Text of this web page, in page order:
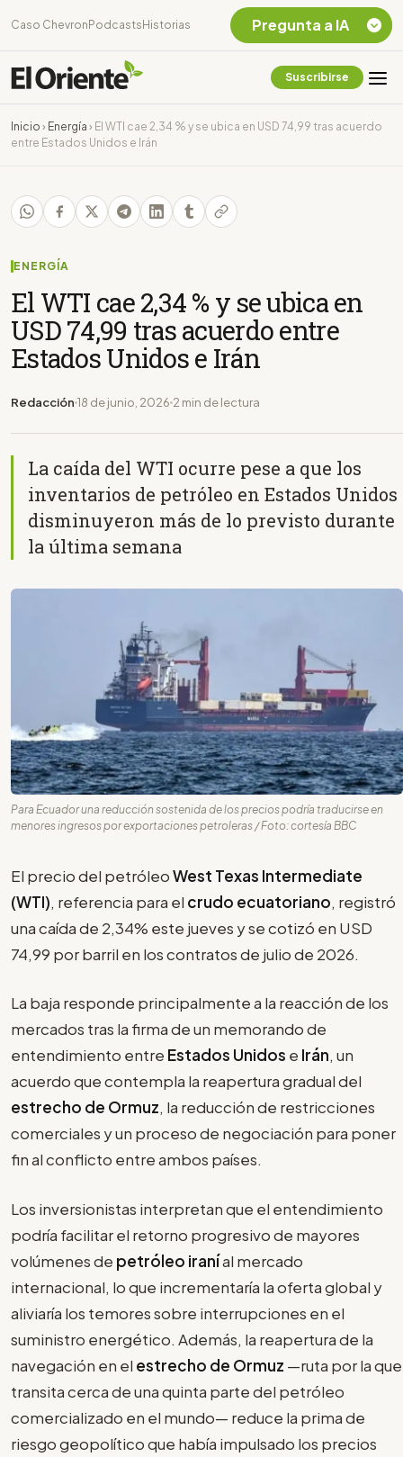
Caso Chevron Podcasts Historias
Suscribirse
Inicio › Energía › El WTI cae 2,34 % y se ubica en USD 74,99 tras acuerdo
entre Estados Unidos e Irán
ENERGÍA
El WTI cae 2,34 % y se ubica en
USD 74,99 tras acuerdo entre
Estados Unidos e Irán
Redacción 18 de junio, 2026 2 min de lectura
La caída del WTI ocurre pese a que los
inventarios de petróleo en Estados Unidos
disminuyeron más de lo previsto durante
la última semana
Para Ecuador una reducción sostenida de los precios podría traducirse en
menores ingresos por exportaciones petroleras / Foto: cortesía BBC
El precio del petróleoWest Texas Intermediate
(WTI), referencia para el crudo ecuatoriano, registró
una caída de 2,34% este jueves y se cotizó en USD
74,99 por barril en los contratos de julio de 2026.
La baja responde principalmente a la reacción de los
mercados tras la firma de un memorando de
entendimiento entre Estados Unidos e Irán, un
acuerdo que contempla la reapertura gradual del
estrecho de Ormuz, la reducción de restricciones
comerciales y un proceso de negociación para poner
fin al conflicto entre ambos países.
Los inversionistas interpretan que el entendimiento
podría facilitar el retorno progresivo de mayores
volúmenes de petróleo iraníal mercado
internacional, lo que incrementaría la oferta global y
aliviaría los temores sobre interrupciones en el
suministro energético. Además, la reapertura de la
navegación en el estrecho de Ormuz —ruta por la que
transita cerca de una quinta parte del petróleo
comercializado en el mundo— reduce la prima de
riesgo geopolítico que había impulsado los precios
Pregunta a IA
Chevron Ecuador